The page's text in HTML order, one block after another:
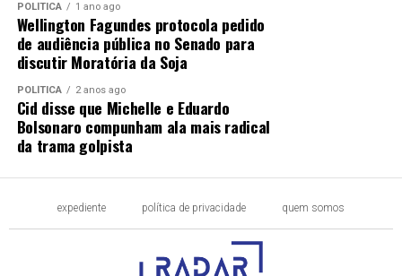
POLÍTICA 1 ano ago
Wellington Fagundes protocola pedido
de audiência pública no Senado para
discutir Moratória da Soja
POLÍTICA 2 anos ago
Cid disse que Michelle e Eduardo
Bolsonaro compunham ala mais radical
da trama golpista
expediente política de privacidade quem somos